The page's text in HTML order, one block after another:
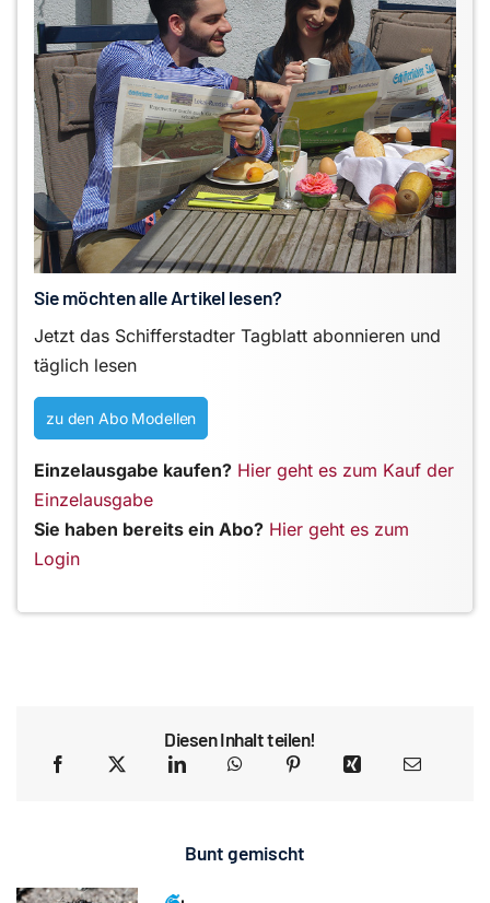
Sie möchten alle Artikel lesen?
Jetzt das Schifferstadter Tagblatt abonnieren und
täglich lesen
zu den Abo Modellen
Einzelausgabe kaufen? Hier geht es zum Kauf der
Einzelausgabe
Sie haben bereits ein Abo? Hier geht es zum
Login
Diesen Inhalt teilen!
Bunt gemischt